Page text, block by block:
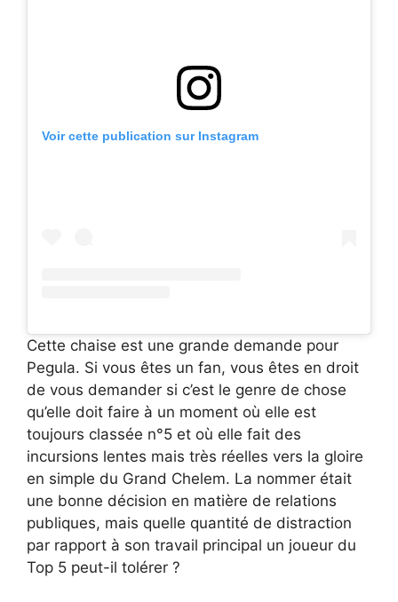
Voir cette publication sur Instagram
Cette chaise est une grande demande pour
Pegula. Si vous êtes un fan, vous êtes en droit
de vous demander si c’est le genre de chose
qu’elle doit faire à un moment où elle est
toujours classée n°5 et où elle fait des
incursions lentes mais très réelles vers la gloire
en simple du Grand Chelem. La nommer était
une bonne décision en matière de relations
publiques, mais quelle quantité de distraction
par rapport à son travail principal un joueur du
Top 5 peut-il tolérer ?